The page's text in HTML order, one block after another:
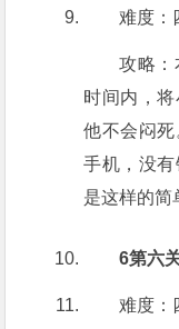
难度：
攻略：
时间内，
他不会闷
手机，没
是这样的简
6第六
难度：